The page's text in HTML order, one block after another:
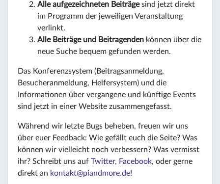
Alle aufgezeichneten Beiträgesind jetzt direkt
im Programm der jeweiligen Veranstaltung
verlinkt.
Alle Beiträge und Beitragenden können über die
neue Suche bequem gefunden werden.
Das Konferenzsystem (Beitragsanmeldung,
Besucheranmeldung, Helfersystem) und die
Informationen über vergangene und künftige Events
sind jetzt in einer Website zusammengefasst.
Während wir letzte Bugs beheben, freuen wir uns
über euer Feedback: Wie gefällt euch die Seite? Was
können wir vielleicht noch verbessern? Was vermisst
ihr? Schreibt uns auf Twitter, Facebook, oder gerne
direkt an kontakt@piandmore.de!